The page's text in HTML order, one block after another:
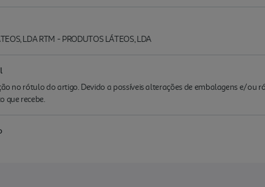
LDA RTM - PRODUTOS LÁTEOS, LDA
no rótulo do artigo. Devido a possíveis alterações de embalagens e/ou
que recebe.